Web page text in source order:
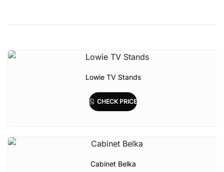
Lowie TV Stands
CHECK PRICE
Cabinet Belka